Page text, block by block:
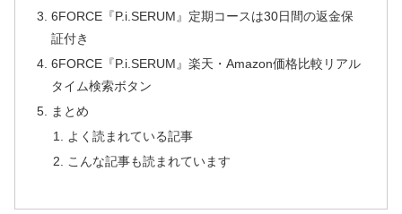
6FORCE『P.i.SERUM』定期コースは30日間の返金保
証付き
6FORCE『P.i.SERUM』楽天・Amazon価格比較リアル
タイム検索ボタン
まとめ
よく読まれている記事
こんな記事も読まれています